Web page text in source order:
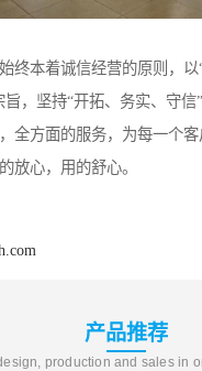
终本着诚信经营的原则，
旨，坚持“开拓、务实、守信
全方面的服务，为每一个客
放心，用的舒心。
产品推荐
production and sales in